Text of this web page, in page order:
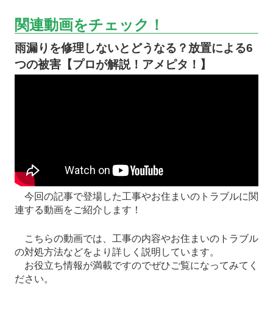
関連動画をチェック！
雨漏りを修理しないとどうなる？放置による6
つの被害【プロが解説！アメピタ！】
今回の記事で登場した工事やお住まいのトラブルに関
連する動画をご紹介します！
こちらの動画では、工事の内容やお住まいのトラブル
の対処方法などをより詳しく説明しています。
お役立ち情報が満載ですのでぜひご覧になってみてく
ださい。